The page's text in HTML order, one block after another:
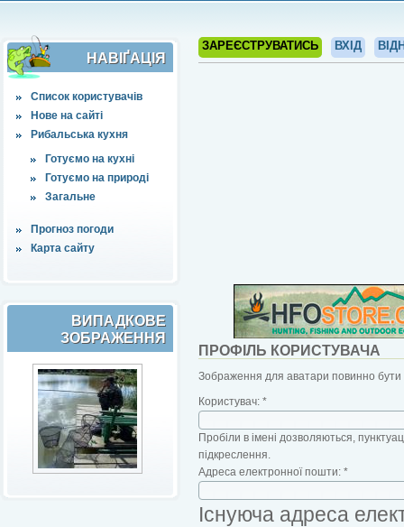
НАВІҐАЦІЯ
Список користувачів
Нове на сайті
Рибальська кухня
Готуємо на кухні
Готуємо на природі
Загальне
Прогноз погоди
Карта сайту
ВИПАДКОВЕ
ЗОБРАЖЕННЯ
ЗАРЕЄСТРУВАТИСЬ ВХІД
ПРОФІЛЬ КОРИСТУВАЧА
Зображення для аватари повинно бути
Користувач: *
Пробіли в імені дозволяються,
підкреслення.
Адреса електронної пошти: *
Існуюча адреса